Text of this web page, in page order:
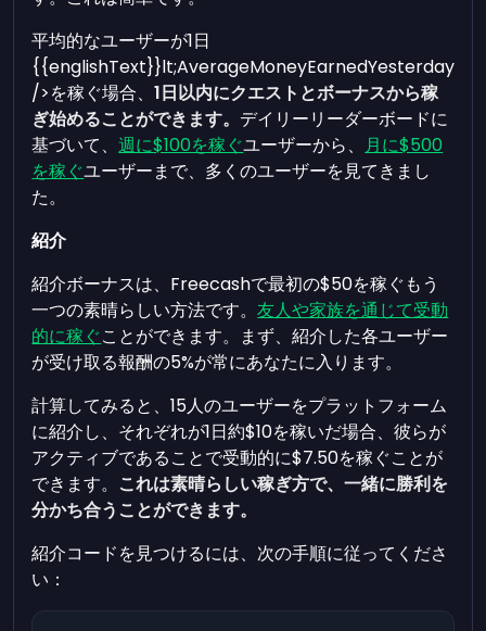
平均的なユーザーが1日
{{englishText}}lt;AverageMoneyEarnedYesterday
/>を稼ぐ場合、1日以内にクエストとボーナスから稼
ぎ始めることができます。 デイリーリーダーボードに
基づいて、週に$100を稼ぐユーザーから、 月に$500
を稼ぐユーザーまで、多くのユーザーを見てきまし
た。
紹介
紹介ボーナスは、Freecashで最初の$50を稼ぐもう
一つの素晴らしい方法です。友人や家族を通じて受動
的に稼ぐことができます。まず、紹介した各ユーザー
が受け取る報酬の5%が常にあなたに入ります。
計算してみると、15人のユーザーをプラットフォーム
に紹介し、それぞれが1日約$10を稼いだ場合、彼らが
アクティブであることで受動的に$7.50を稼ぐことが
できます。 これは素晴らしい稼ぎ方で、一緒に勝利を
分かち合うことができます。
紹介コードを見つけるには、次の手順に従ってくださ
い：